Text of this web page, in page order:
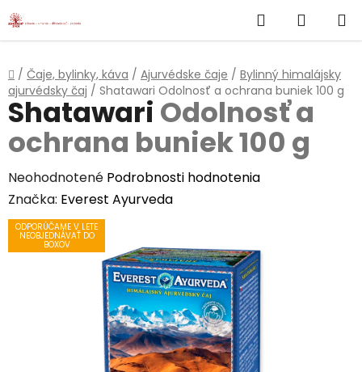
Prejsť
na
Hľadať
KOŠÍK
Domov
/ Čaje, bylinky, káva / Ajurvédske čaje / Bylinný himalájsky
ajurvédsky čaj / Shatawari Odolnosť a ochrana buniek 100 g
Shatawari Odolnosť a
ochrana buniek 100 g
Priemerné
hodnotenie
produktu
Neohodnotené Podrobnosti hodnotenia
Značka: Everest Ayurveda
ODPORÚČAME V LETE
NEOBJEDNÁVAŤ DO
BOXOV